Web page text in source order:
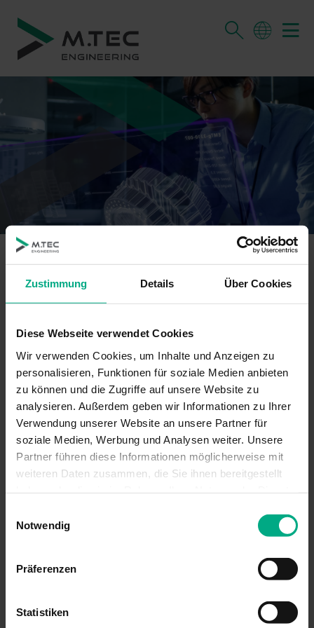
Zustimmung Details Über Cookies
Diese Webseite verwendet Cookies
Wir verwenden Cookies, um Inhalte und Anzeigen zu
personalisieren, Funktionen für soziale Medien anbieten
zu können und die Zugriffe auf unsere Website zu
analysieren. Außerdem geben wir Informationen zu Ihrer
Verwendung unserer Website an unsere Partner für
soziale Medien, Werbung und Analysen weiter. Unsere
Partner führen diese Informationen möglicherweise mit
weiteren Daten zusammen, die Sie ihnen bereitgestellt
Cookies, wenn Sie unsere Webseite weiterhin nutzen.
Notwendig
Präferenzen
Statistiken
DER NEWSLETTER VON M.TEC
Anmeldung zum M.TEC Newsletter
Anrede*
Frau Herr
Nachname*
Funktionsbezeichnung/Abteilung*
E-Mail*